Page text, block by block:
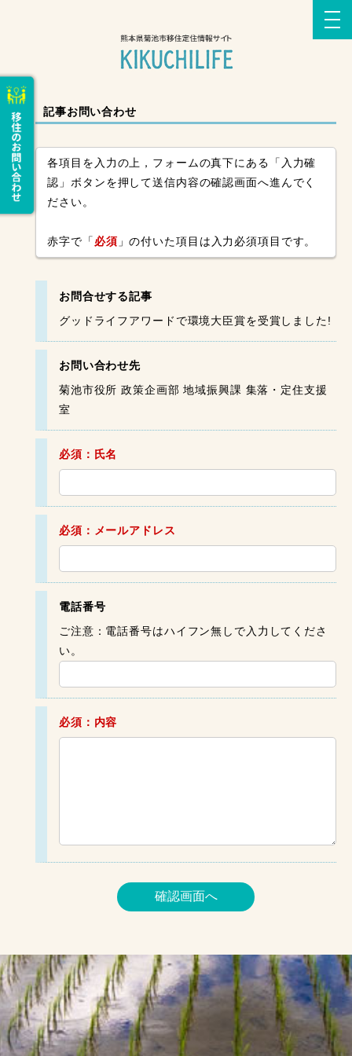
記事お問い合わせ
各項目を入力の上，フォームの真下にある「入力確
認」ボタンを押して送信内容の確認画面へ進んでく
ださい。
赤字で「 必須 」の付いた項目は入力必須項目です。
お問合せする記事
グッドライフアワードで環境大臣賞を受賞しました!
お問い合わせ先
菊池市役所 政策企画部 地域振興課 集落・定住支援
室
必須：氏名
必須：メールアドレス
電話番号
ご注意：電話番号はハイフン無しで入力してくださ
い。
必須：内容